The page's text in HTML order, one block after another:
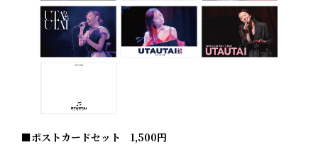
■ポストカードセット 1,500円